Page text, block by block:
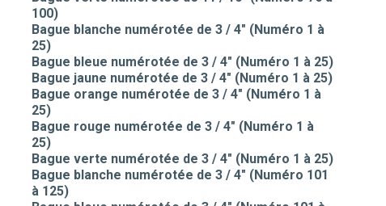
100)
Bague blanche numérotée de 3 / 4" (Numéro 1 à
25)
Bague bleue numérotée de 3 / 4" (Numéro 1 à 25)
Bague jaune numérotée de 3 / 4" (Numéro 1 à 25)
Bague orange numérotée de 3 / 4" (Numéro 1 à
25)
Bague rouge numérotée de 3 / 4" (Numéro 1 à
25)
Bague verte numérotée de 3 / 4" (Numéro 1 à 25)
Bague blanche numérotée de 3 / 4" (Numéro 101
à 125)